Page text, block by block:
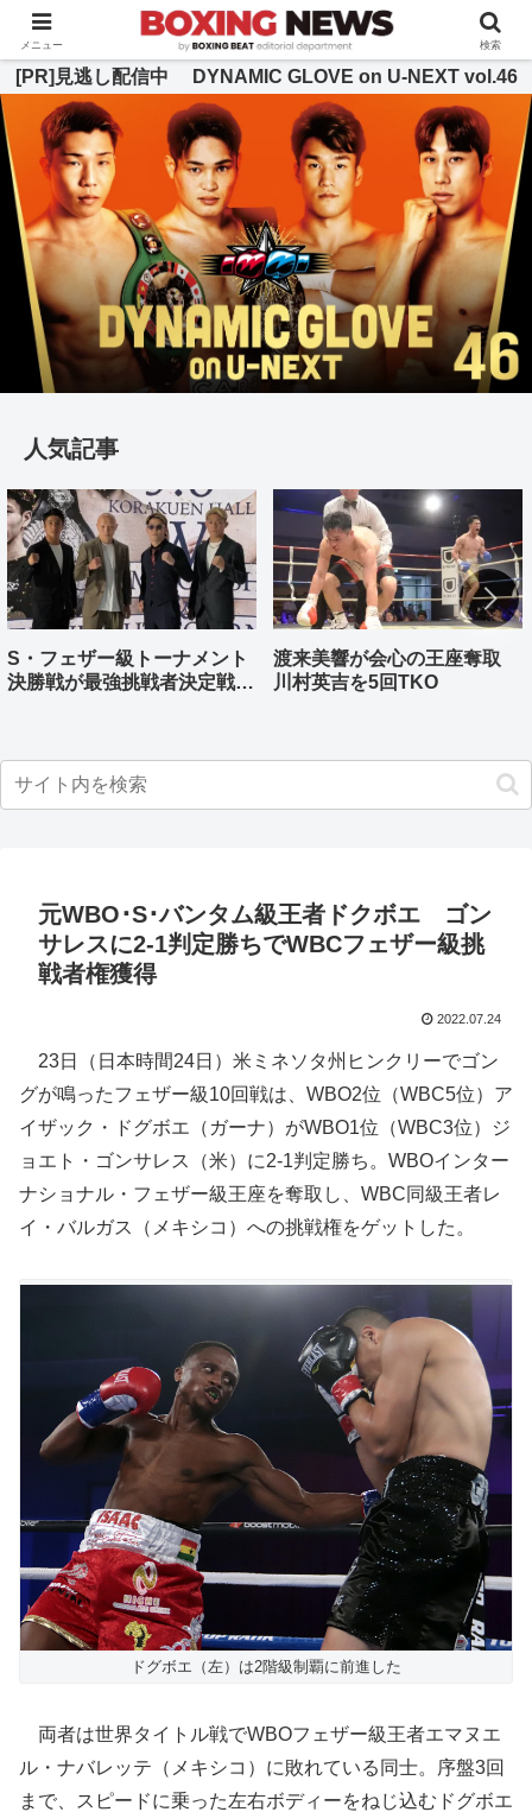
BOXING BEAT [ボクシング・ビート] 公式サイト
[PR]見逃し配信中 DYNAMIC GLOVE on U-NEXT vol.46
人気記事
S・フェザー級トーナメント
決勝戦が最強挑戦者決定戦兼
渡来美響が会心の王座奪取
川村英吉を5回TKO
元WBO･S･バンタム級王者ドクボエ ゴン
サレスに2-1判定勝ちでWBCフェザー級挑
戦者権獲得
2022.07.24
23日（日本時間24日）米ミネソタ州ヒンクリーでゴン
グが鳴ったフェザー級10回戦は、WBO2位（WBC5位）ア
イザック・ドグボエ（ガーナ）がWBO1位（WBC3位）ジ
ョエト・ゴンサレス（米）に2-1判定勝ち。WBOインター
ナショナル・フェザー級王座を奪取し、WBC同級王者レ
イ・バルガス（メキシコ）への挑戦権をゲットした。
ドグボエ（左）は2階級制覇に前進した
両者は世界タイトル戦でWBOフェザー級王者エマヌエ
ル・ナバレッテ（メキシコ）に敗れている同士。序盤3回
まで、スピードに乗った左右ボディーをねじ込むドグボエ
メニュー 検索